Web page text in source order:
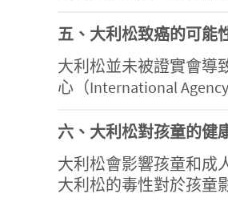
五、大利松致癌的可能
大利松並未被證實會導
心（International
六、大利松對孩童的健
大利松會影響孩童和成
大利松的毒性對於孩童